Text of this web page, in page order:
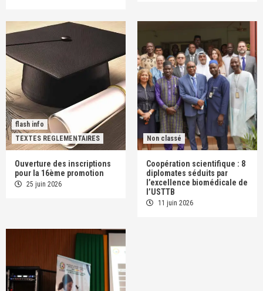
flash info
TEXTES REGLEMENTAIRES
Ouverture des inscriptions
pour la 16ème promotion
25 juin 2026
Non classé
Coopération scientifique : 8
diplomates séduits par
l’excellence biomédicale de
l’USTTB
11 juin 2026